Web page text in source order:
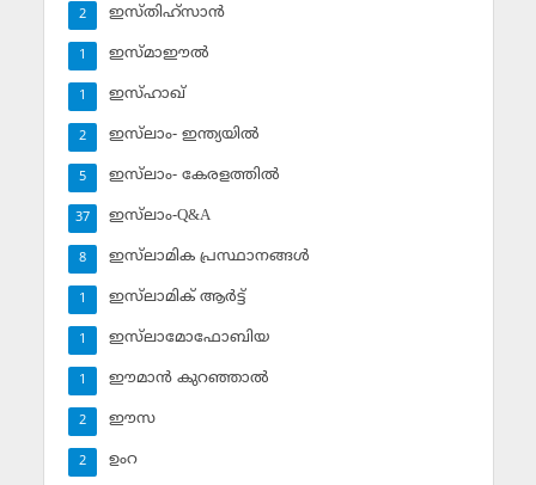
ഇസ്തിഹ്‌സാന്‍
2
ഇസ്മാഈല്‍
1
ഇസ്ഹാഖ്‌
1
ഇസ്‌ലാം- ഇന്ത്യയില്‍
2
ഇസ്‌ലാം- കേരളത്തില്‍
5
ഇസ്‌ലാം-Q&A
37
ഇസ്‌ലാമിക പ്രസ്ഥാനങ്ങള്‍
8
ഇസ്‌ലാമിക് ആര്‍ട്ട്
1
ഇസ്‌ലാമോഫോബിയ
1
ഈമാന്‍ കുറഞ്ഞാല്‍
1
ഈസ
2
ഉംറ
2